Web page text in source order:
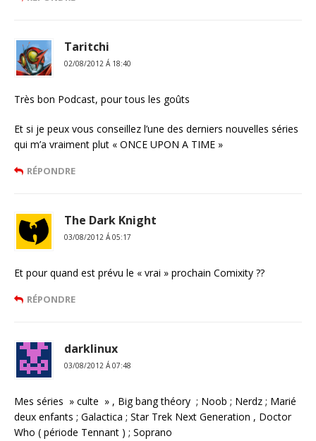
Taritchi
02/08/2012 Á 18:40
Très bon Podcast, pour tous les goûts
Et si je peux vous conseillez l’une des derniers nouvelles séries
qui m’a vraiment plut « ONCE UPON A TIME »
RÉPONDRE
The Dark Knight
03/08/2012 Á 05:17
Et pour quand est prévu le « vrai » prochain Comixity ??
RÉPONDRE
darklinux
03/08/2012 Á 07:48
Mes séries » culte » , Big bang théory ; Noob ; Nerdz ; Marié
deux enfants ; Galactica ; Star Trek Next Generation , Doctor
Who ( période Tennant ) ; Soprano